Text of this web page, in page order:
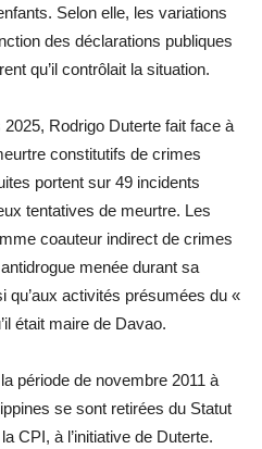
Selon elle, les variations
des déclarations publiques
qu’il contrôlait la situation.
Rodrigo Duterte fait face à
constitutifs de crimes
portent sur 49 incidents
tentatives de meurtre. Les
coauteur indirect de crimes
menée durant sa
qu’aux activités présumées du «
était maire de Davao.
période de novembre 2011 à
se sont retirées du Statut
CPI, à l’initiative de Duterte.